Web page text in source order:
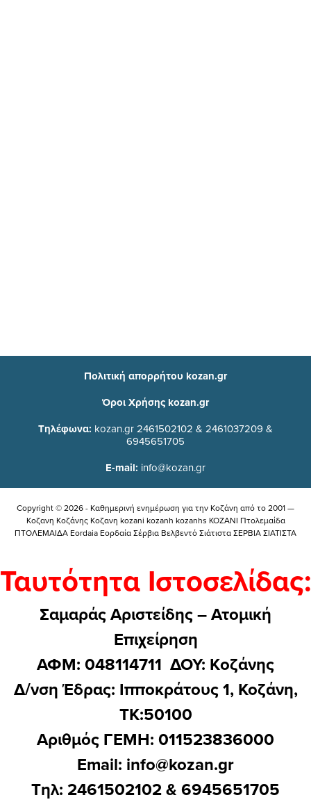
Πολιτική απορρήτου kozan.gr
Όροι Χρήσης kozan.gr
Τηλέφωνα: kozan.gr 2461502102 & 2461037209 &
6945651705
E-mail: info@kozan.gr
Copyright © 2026 - Καθημερινή ενημέρωση για την Kοζάνη από το 2001 —
Κοζανη Κοζάνης Κοζανη kozani kozanh kozanhs KOZANI Πτολεμαίδα
ΠΤΟΛΕΜΑΙΔΑ Eordaia Εορδαία Σέρβια Βελβεντό Σιάτιστα ΣΕΡΒΙΑ ΣΙΑΤΙΣΤΑ
Ταυτότητα Ιστοσελίδας:
Σαμαράς Αριστείδης – Ατομική
Επιχείρηση
ΑΦΜ: 048114711 ΔΟΥ: Kοζάνης
Δ/νση Έδρας: Ιπποκράτους 1, Κοζάνη,
ΤΚ:50100
Αριθμός ΓΕΜΗ: 011523836000
Email: info@kozan.gr
Τηλ: 2461502102 & 6945651705